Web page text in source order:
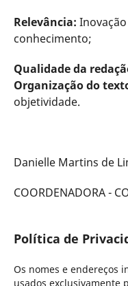
Relevância:
conhecimento;
Qualidade da
Organização do
objetividade.
Danielle Martins de
COORDENADORA -
Política de
Os nomes e endereços
usados exclusivamente